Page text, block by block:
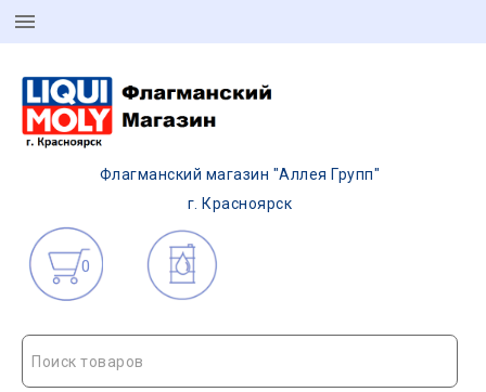
Флагманский магазин "Аллея Групп"
г. Красноярск
0
Поиск товаров